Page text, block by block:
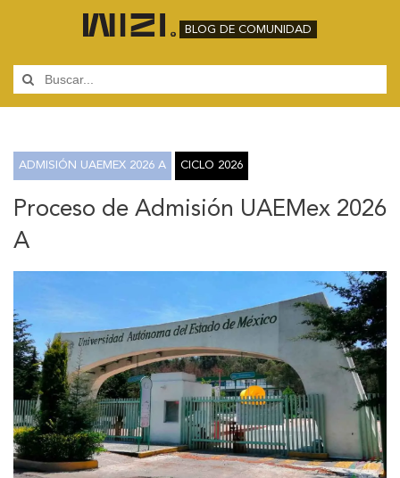
BLOG DE COMUNIDAD
ADMISIÓN UAEMEX 2026 A CICLO 2026
Proceso de Admisión UAEMex 2026
A